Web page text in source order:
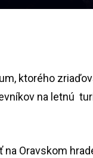
ktorého
na letnú
na Oravskom